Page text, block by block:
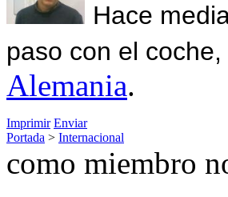
Hace
paso con el
Alemania.
Imprimir Enviar
Portada > Internacional
como miembro